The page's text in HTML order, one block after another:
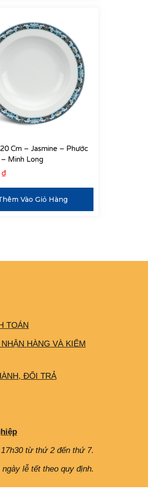
Cm – Jasmine – Phước
Minh Long
₫
Vào Giỏ Hàng
TOÁN
HÀNG VÀ KIỂM
ĐỔI TRẢ
từ thứ 2 đến thứ 7.
lễ tết theo quy định.